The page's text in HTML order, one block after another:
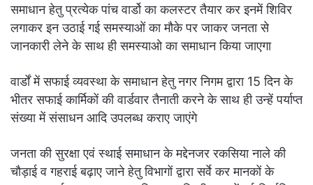
समाधान हेतु प्रत्येक पांच वार्डो का कलस्टर तैयार कर इनमें शिविर
लगाकर इन उठाई गई समस्याओं का मौके पर जाकर जनता से
जानकारी लेने के साथ ही समस्याओ का समाधान किया जाएगा
वार्डों में सफाई व्यवस्था के समाधान हेतु नगर निगम द्वारा 15 दिन के
भीतर सफाई कार्मिकों की वार्डवार तैनाती करने के साथ ही उन्हें पर्याप्त
संख्या में संसाधन आदि उपलब्ध कराए जाएंगे
जनता की सुरक्षा एवं स्थाई समाधान के मद्देनजर रकसिया नाले की
चौड़ाई व गहराई बढ़ाए जाने हेतु विभागों द्वारा सर्वे कर मानकों के